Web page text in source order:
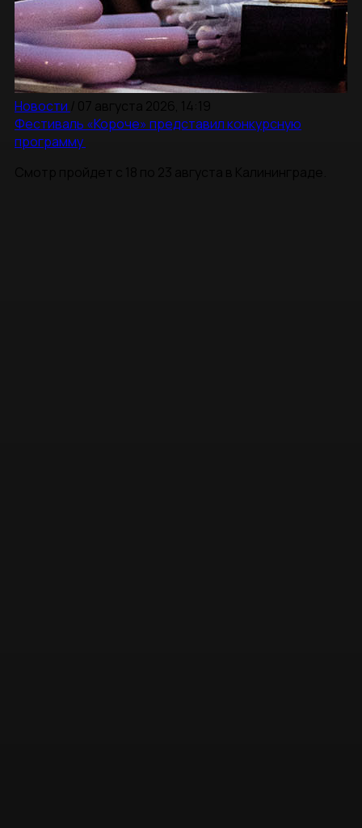
Новости
Фестиваль «Короче» представил конкурсную
программу